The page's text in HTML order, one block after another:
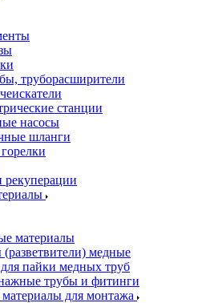
труборасширители
станции
насосы
шланги
рекуперации
материалы
медные
пайки медных труб
трубы и фитинги
для монтажа